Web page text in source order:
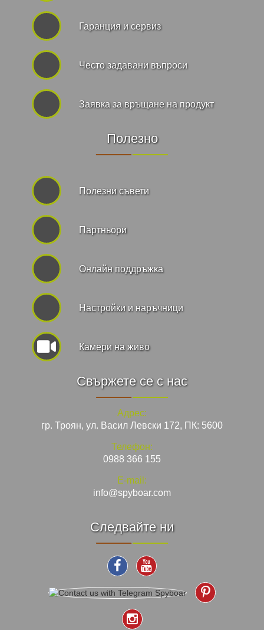
Гаранция и сервиз
Често задавани въпроси
Заявка за връщане на продукт
Полезно
Полезни съвети
Партньори
Онлайн поддръжка
Hастройки и наръчници
Камери на живо
Свържете се с нас
Адрес:
гр. Троян, ул. Васил Левски 172, ПК: 5600
Телефон:
0988 366 155
E-mail:
info@spyboar.com
Следвайте ни